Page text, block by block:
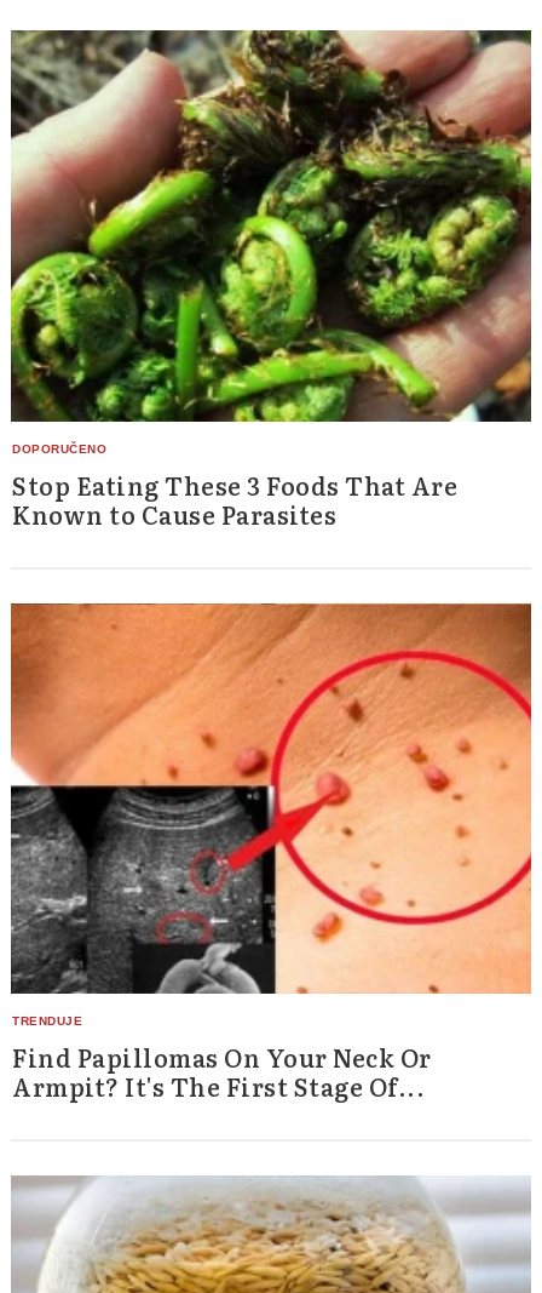
Stop Eating These 3 Foods That Are
Known to Cause Parasites
Find Papillomas On Your Neck Or
Armpit? It's The First Stage Of...